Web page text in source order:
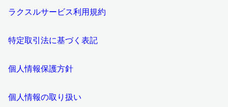
ラクスルサービス利用規約
特定取引法に基づく表記
個人情報保護方針
個人情報の取り扱い